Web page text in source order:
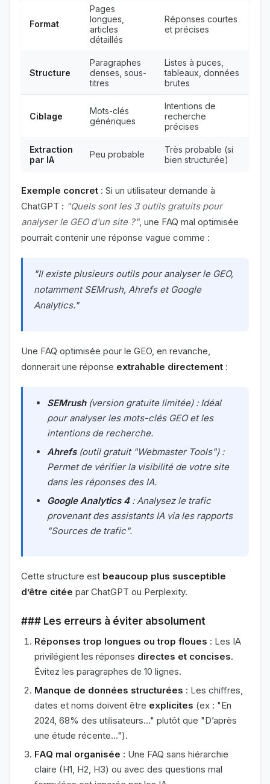
Format
Pages
longues,
articles
détaillés
Réponses courtes
et précises
Structure
Paragraphes
denses, sous-
titres
Listes à puces,
tableaux, données
brutes
Ciblage
Mots-clés
génériques
Intentions de
recherche
précises
Extraction
par IA
Peu probable
Très probable (si
bien structurée)
Exemple concret : Si un utilisateur demande à
ChatGPT : "Quels sont les 3 outils gratuits pour
analyser le GEO d'un site ?", une FAQ mal optimisée
pourrait contenir une réponse vague comme :
"Il existe plusieurs outils pour analyser le GEO,
notamment SEMrush, Ahrefs et Google
Analytics."
Une FAQ optimisée pour le GEO, en revanche,
donnerait une réponse extrahable directement :
SEMrush(version gratuite limitée) : Idéal
pour analyser les mots-clés GEO et les
intentions de recherche.
Ahrefs(outil gratuit "Webmaster Tools") :
Permet de vérifier la visibilité de votre site
dans les réponses des IA.
Google Analytics 4: Analysez le trafic
provenant des assistants IA via les rapports
"Sources de trafic".
Cette structure est beaucoup plus susceptible
d’être citée par ChatGPT ou Perplexity.
### Les erreurs à éviter absolument
Réponses trop longues ou trop floues : Les IA
privilégient les réponses directes et concises.
Évitez les paragraphes de 10 lignes.
Manque de données structurées : Les chiffres,
dates et noms doivent être explicites (ex : "En
2024, 68% des utilisateurs..." plutôt que "D’après
une étude récente...").
FAQ mal organisée : Une FAQ sans hiérarchie
claire (H1, H2, H3) ou avec des questions mal